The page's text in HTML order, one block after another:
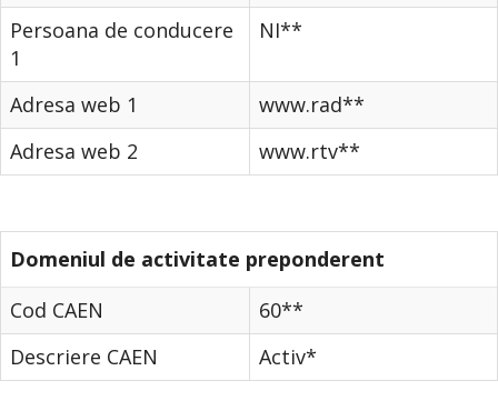
Persoana de conducere
1
NI**
Adresa web 1
www.rad**
Adresa web 2
www.rtv**
Domeniul de activitate preponderent
Cod CAEN
60**
Descriere CAEN
Activ*